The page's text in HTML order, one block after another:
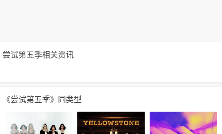
尝试第五季相关资讯
《尝试第五季》同类型